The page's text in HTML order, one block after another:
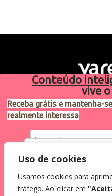
Conteúdo
vive
Receba grátis e mantenha-
realmente interessa
Eu concordo em
Utilizamos cookies
como você interage
personalizar
Uso de cookies
Usamos cookies para
tráfego. Ao clicar em
2024®. Todos os